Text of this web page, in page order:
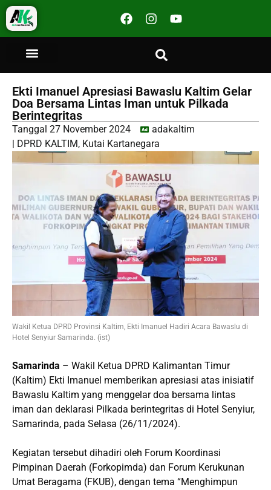
Ekti Imanuel Apresiasi Bawaslu Kaltim Gelar
Doa Bersama Lintas Iman untuk Pilkada
Berintegritas
Tanggal 27 November 2024
adakaltim
DPRD KALTIM, Kutai Kartanegara
Wakil Ketua DPRD Provinsi Kaltim, Ekti Imanuel Hadiri Acara Bawaslu di
Hotel Senyiur Samarinda. (ist)
Samarinda – Wakil Ketua DPRD Kalimantan Timur
(Kaltim) Ekti Imanuel memberikan apresiasi atas inisiatif
Bawaslu Kaltim yang menggelar doa bersama lintas
iman dan deklarasi Pilkada berintegritas di Hotel Senyiur,
Samarinda, pada Selasa (26/11/2024).
Kegiatan tersebut dihadiri oleh Forum Koordinasi
Pimpinan Daerah (Forkopimda) dan Forum Kerukunan
Umat Beragama (FKUB), dengan tema “Menghimpun